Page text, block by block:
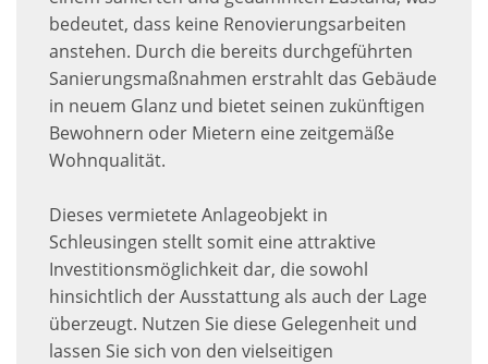
bedeutet, dass keine Renovierungsarbeiten
anstehen. Durch die bereits durchgeführten
Sanierungsmaßnahmen erstrahlt das Gebäude
in neuem Glanz und bietet seinen zukünftigen
Bewohnern oder Mietern eine zeitgemäße
Wohnqualität.
Dieses vermietete Anlageobjekt in
Schleusingen stellt somit eine attraktive
Investitionsmöglichkeit dar, die sowohl
hinsichtlich der Ausstattung als auch der Lage
überzeugt. Nutzen Sie diese Gelegenheit und
lassen Sie sich von den vielseitigen